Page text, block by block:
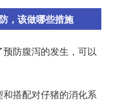
，该做哪些措施
防腹泻的发生，可以
搭配对仔猪的消化系